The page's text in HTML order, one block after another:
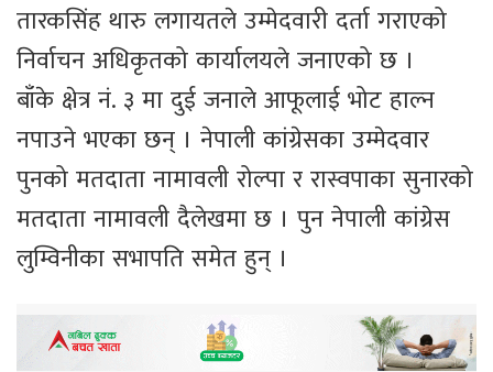
तारकसिंह थारु लगायतले उम्मेदवारी दर्ता गराएको
निर्वाचन अधिकृतको कार्यालयले जनाएको छ ।
बाँके क्षेत्र नं. ३ मा दुई जनाले आफूलाई भोट हाल्न
नपाउने भएका छन् । नेपाली कांग्रेसका उम्मेदवार
पुनको मतदाता नामावली रोल्पा र रास्वपाका सुनारको
मतदाता नामावली दैलेखमा छ । पुन नेपाली कांग्रेस
लुम्विनीका सभापति समेत हुन् ।